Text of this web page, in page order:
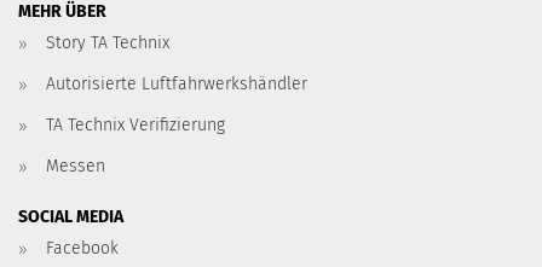
MEHR ÜBER
Story TA Technix
Autorisierte Luftfahrwerkshändler
TA Technix Verifizierung
Messen
SOCIAL MEDIA
Facebook